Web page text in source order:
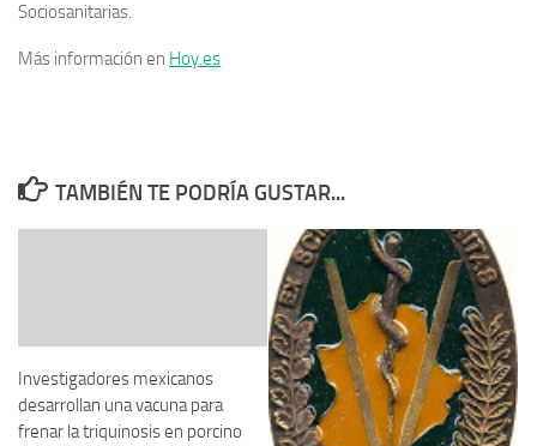
Sociosanitarias.
Más información en Hoy.es
TAMBIÉN TE PODRÍA GUSTAR...
Investigadores mexicanos
desarrollan una vacuna para
frenar la triquinosis en porcino